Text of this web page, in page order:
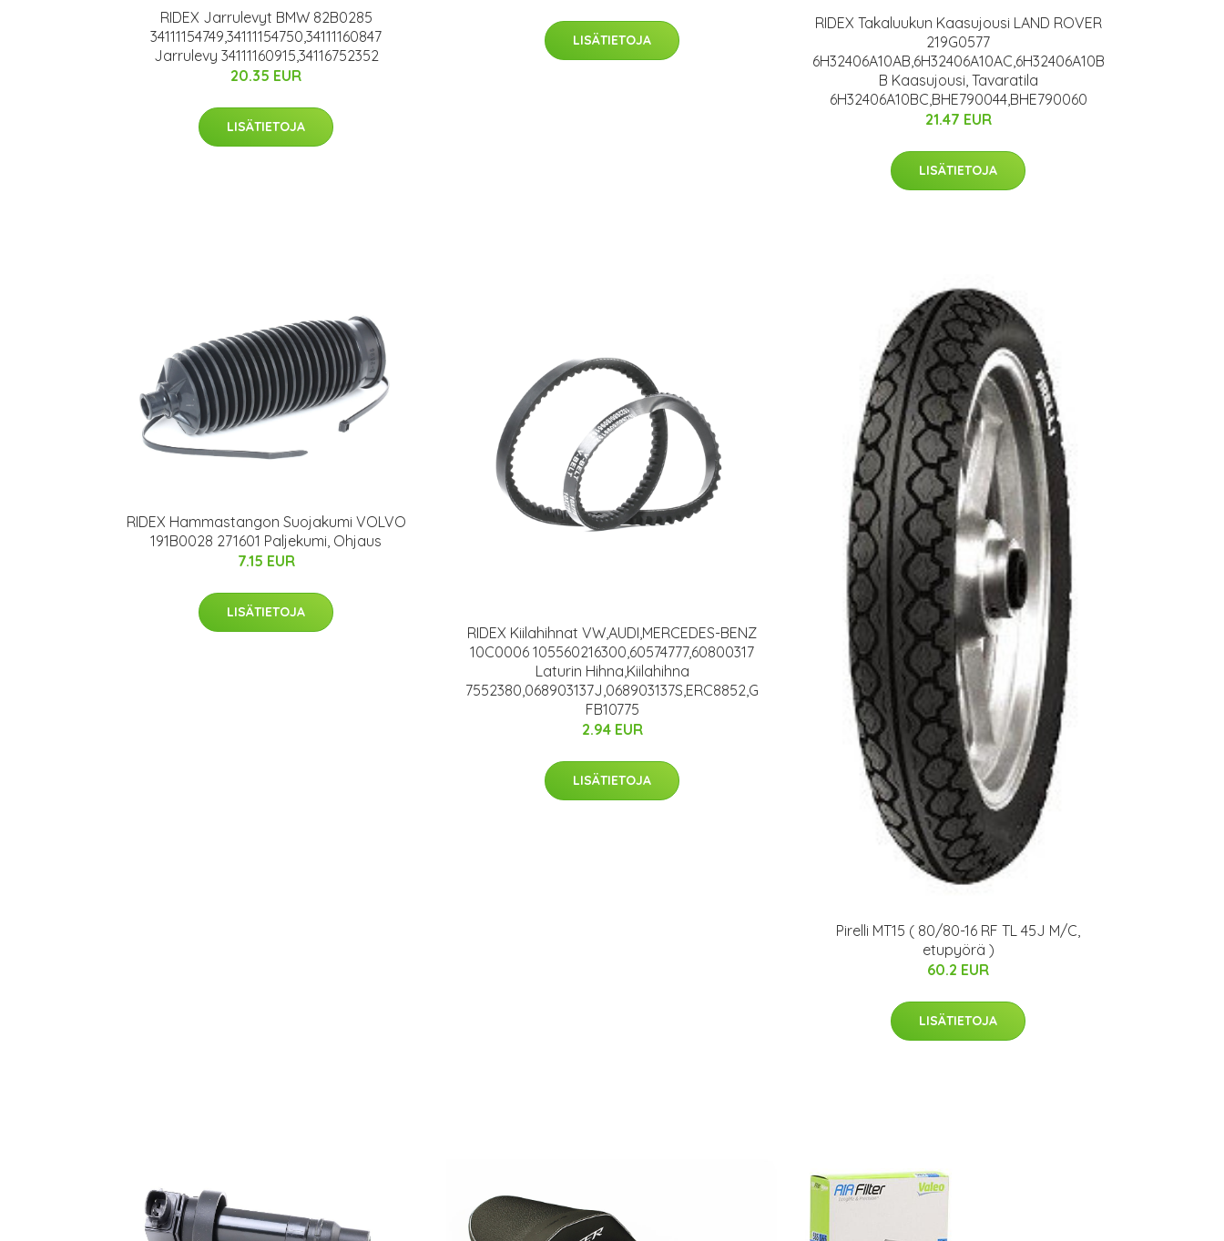
RIDEX Jarrulevyt BMW 82B0285
34111154749,34111154750,34111160847
Jarrulevy 34111160915,34116752352
20.35 EUR
LISÄTIETOJA
LISÄTIETOJA
RIDEX Takaluukun Kaasujousi LAND ROVER
219G0577
6H32406A10AB,6H32406A10AC,6H32406A10B
B Kaasujousi, Tavaratila
6H32406A10BC,BHE790044,BHE790060
21.47 EUR
LISÄTIETOJA
RIDEX Hammastangon Suojakumi VOLVO
191B0028 271601 Paljekumi, Ohjaus
7.15 EUR
LISÄTIETOJA
RIDEX Kiilahihnat VW,AUDI,MERCEDES-BENZ
10C0006 105560216300,60574777,60800317
Laturin Hihna,Kiilahihna
7552380,068903137J,068903137S,ERC8852,G
FB10775
2.94 EUR
LISÄTIETOJA
Pirelli MT15 ( 80/80-16 RF TL 45J M/C,
etupyörä )
60.2 EUR
LISÄTIETOJA